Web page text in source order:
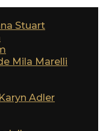
Stuart
Mila Marelli
Adler